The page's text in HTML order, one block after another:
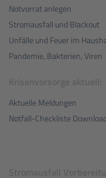
Notvorrat anlegen
Stromausfall und Blackout
Unfälle und Feuer im
Pandemie, Bakterien, Viren
Aktuelle Meldungen
Notfall-Checkliste